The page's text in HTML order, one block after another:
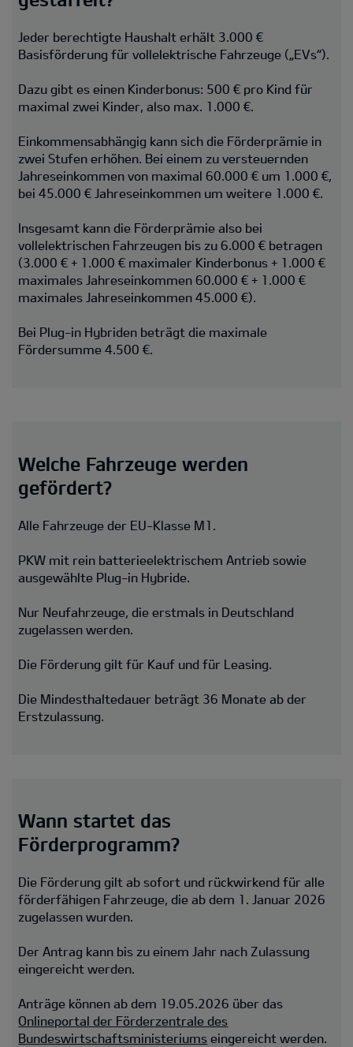
Jeder berechtigte Haushalt erhält 3.000 €
Basisförderung für vollelektrische Fahrzeuge („EVs“).
Dazu gibt es einen Kinderbonus: 500 € pro Kind für
maximal zwei Kinder, also max. 1.000 €.
Einkommensabhängig kann sich die Förderprämie in
zwei Stufen erhöhen. Bei einem zu versteuernden
Jahreseinkommen von maximal 60.000 € um 1.000 €,
bei 45.000 € Jahreseinkommen um weitere 1.000 €.
Insgesamt kann die Förderprämie also bei
vollelektrischen Fahrzeugen bis zu 6.000 € betragen
(3.000 € + 1.000 € maximaler Kinderbonus + 1.000 €
maximales Jahreseinkommen 60.000 € + 1.000 €
maximales Jahreseinkommen 45.000 €).
Bei Plug-in Hybriden beträgt die maximale
Fördersumme 4.500 €.
Welche Fahrzeuge werden
gefördert?
Alle Fahrzeuge der EU-Klasse M1.
PKW mit rein batterieelektrischem Antrieb sowie
ausgewählte Plug-in Hybride.
Nur Neufahrzeuge, die erstmals in Deutschland
zugelassen werden.
Die Förderung gilt für Kauf und für Leasing.
Die Mindesthaltedauer beträgt 36 Monate ab der
Erstzulassung.
Wann startet das
Förderprogramm?
Die Förderung gilt ab sofort und rückwirkend für alle
förderfähigen Fahrzeuge, die ab dem 1. Januar 2026
zugelassen wurden.
Der Antrag kann bis zu einem Jahr nach Zulassung
eingereicht werden.
Anträge können ab dem 19.05.2026 über das
Onlineportal der Förderzentrale des
Bundeswirtschaftsministeriums eingereicht werden.